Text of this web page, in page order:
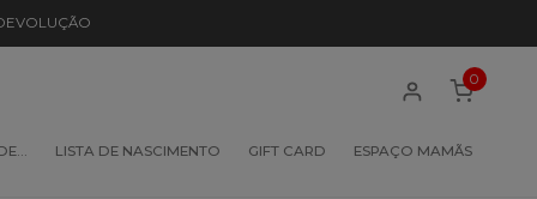
LISTA DE NASCIMENTO GIFT CARD ESPAÇO MAMÃS
0